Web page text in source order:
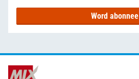
Word abonnee